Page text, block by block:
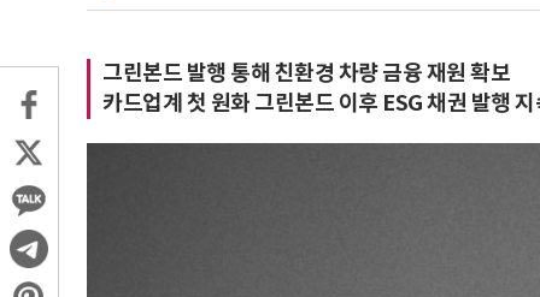
그린본드 발행 통해 친환경 차량 금융 재원 확보
카드업계 첫 원화 그린본드 이후 ESG 채권 발행 지